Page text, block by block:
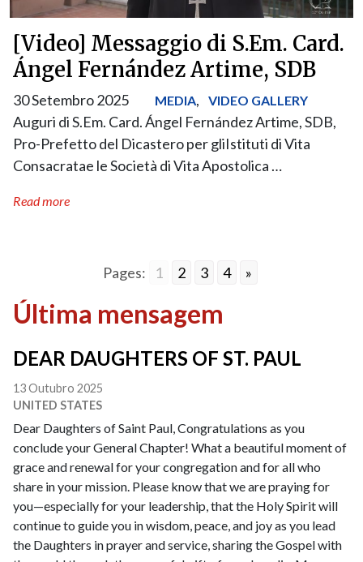
[Video] Messaggio di S.Em. Card.
Ángel Fernández Artime, SDB
30 Setembro 2025 MEDIA, VIDEO GALLERY
Auguri di S.Em. Card. Ángel Fernández Artime, SDB,
Pro-Prefetto del Dicastero per gliIstituti di Vita
Consacratae le Società di Vita Apostolica …
Read more
Pages: 1 2 3 4 »
Última mensagem
DEAR DAUGHTERS OF ST. PAUL
13 Outubro 2025
UNITED STATES
Dear Daughters of Saint Paul, Congratulations as you
conclude your General Chapter! What a beautiful moment of
grace and renewal for your congregation and for all who
share in your mission. Please know that we are praying for
you—especially for your leadership, that the Holy Spirit will
continue to guide you in wisdom, peace, and joy as you lead
the Daughters in prayer and service, sharing the Gospel with